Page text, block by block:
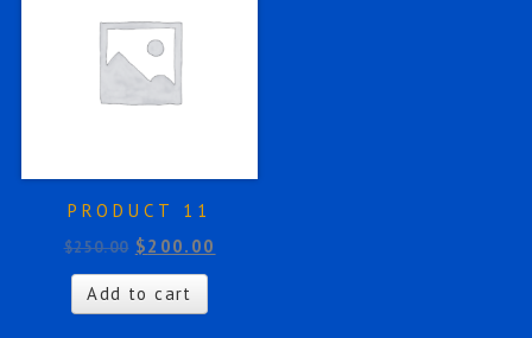
PRODUCT 11
$250.00 $200.00
Add to cart